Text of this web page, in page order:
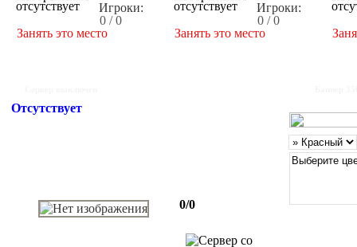
Игроки:
0 / 0
Занять это место
Игроки:
0 / 0
Занять это место
Отсутствует
0/0